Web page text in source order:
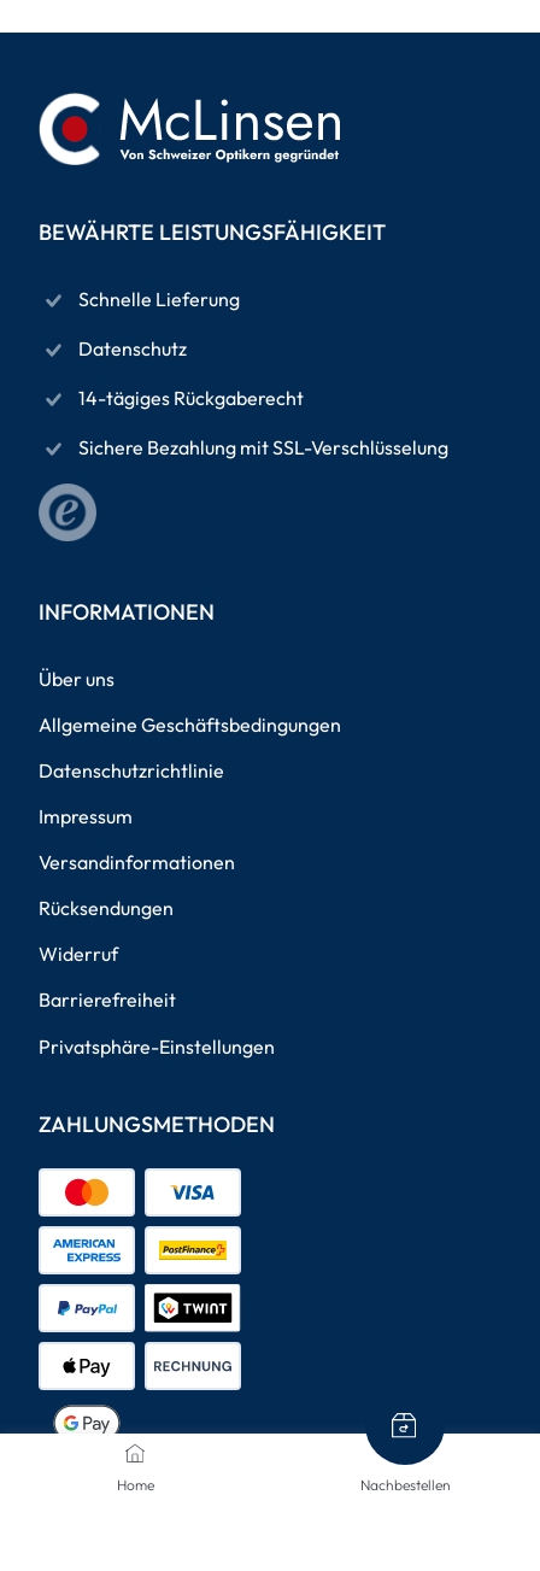
Home Nachbestellen
BEWÄHRTE LEISTUNGSFÄHIGKEIT
Schnelle Lieferung
Datenschutz
14-tägiges Rückgaberecht
Sichere Bezahlung mit SSL-Verschlüsselung
INFORMATIONEN
Über uns
Allgemeine Geschäftsbedingungen
Datenschutzrichtlinie
Impressum
Versandinformationen
Rücksendungen
Widerruf
Barrierefreiheit
Privatsphäre-Einstellungen
ZAHLUNGSMETHODEN
VERSANDARTEN